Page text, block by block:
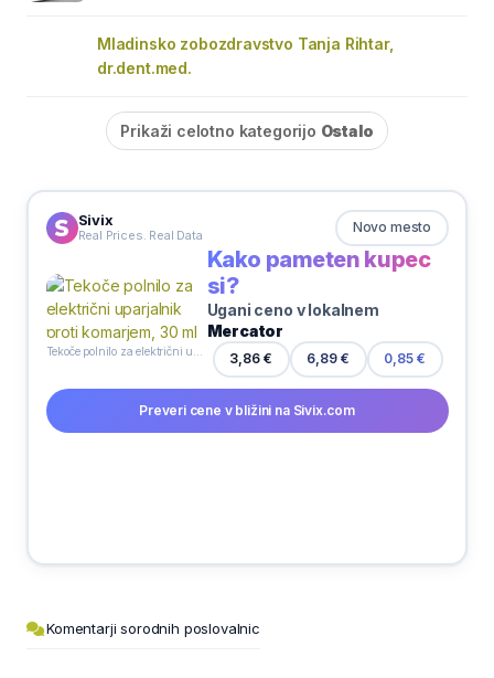
Mladinsko zobozdravstvo Tanja Rihtar,
dr.dent.med.
Prikaži celotno kategorijo Ostalo
Sivix
Real Prices. Real Data Novo mesto
Kako pameten kupec
si?
Ugani ceno v lokalnem
Mercator
3,86 € 6,89 € 0,85 €
Preveri cene v bližini na Sivix.com
Komentarji sorodnih poslovalnic